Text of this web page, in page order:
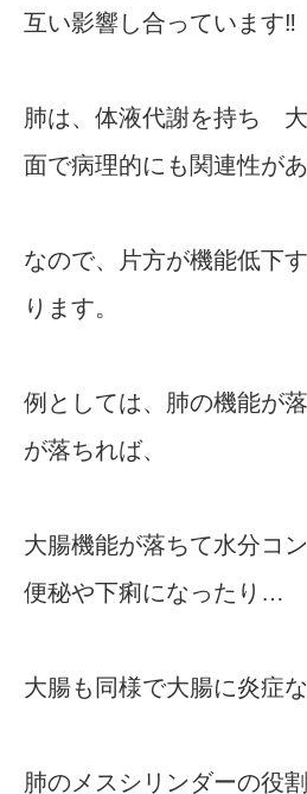
互い影響し合っています‼︎
肺は、体液代謝を持ち
面で病理的にも関連性があ
なので、片方が機能低下
ります。
例としては、肺の機能が
が落ちれば、
大腸機能が落ちて水分コ
便秘や下痢になったり…
大腸も同様で大腸に炎症
肺のメスシリンダーの役